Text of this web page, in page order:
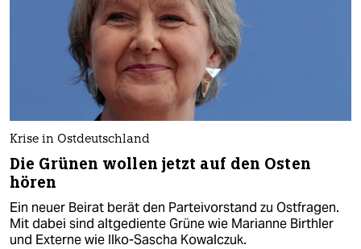
Krise in Ostdeutschland
Die Grünen wollen jetzt auf den Osten
hören
Ein neuer Beirat berät den Parteivorstand zu Ostfragen.
Mit dabei sind altgediente Grüne wie Marianne Birthler
und Externe wie Ilko-Sascha Kowalczuk.